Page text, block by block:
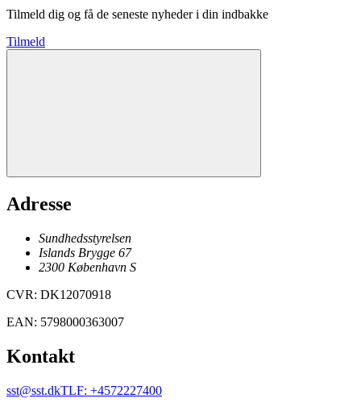
Tilmeld dig og få de seneste nyheder i din indbakke
Tilmeld
Adresse
Sundhedsstyrelsen
Islands Brygge 67
2300 København S
CVR: DK12070918
EAN: 5798000363007
Kontakt
sst@sst.dkTLF: +4572227400